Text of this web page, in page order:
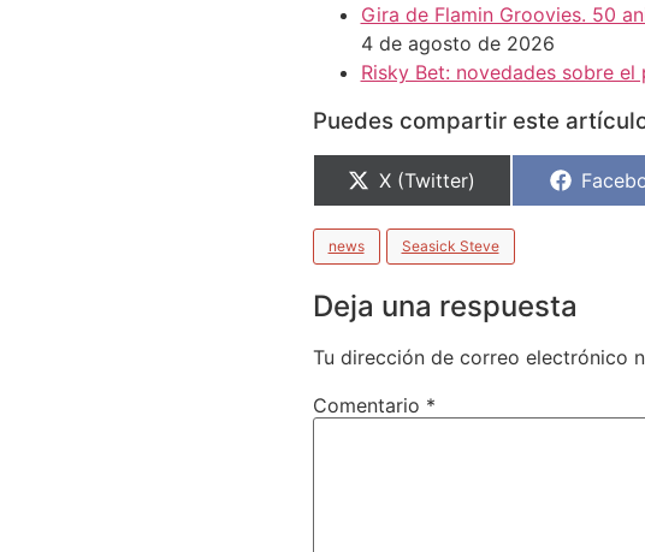
Gira de Flamin Groovies. 50
4 de agosto de 2026
Risky Bet: novedades sobre
Puedes compartir este
X (Twitter)
news Seasick Steve
Deja una respuesta
Tu dirección de correo electrónico
Comentario *